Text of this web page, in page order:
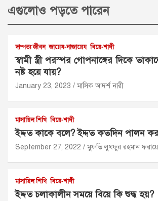
এগুলোও পড়তে পারেন
দাম্পত্য জীবন জায়েয-নাজায়েয বিয়ে-শাদী
স্বামী স্ত্রী পরস্পর গোপনাঙ্গের দিকে
নষ্ট হয়ে যায়?
January 23, 2023 মাসিক আদর্শ নারী
মাসায়িল শিখি বিয়ে-শাদী
ইদ্দত কাকে বলে? ইদ্দত কতদিন পালন
September 27, 2022 মুফতি লুৎফুর রহমান
মাসায়িল শিখি বিয়ে-শাদী
ইদ্দত চলাকালীন সময়ে বিয়ে কি শুদ্ধ হয়?